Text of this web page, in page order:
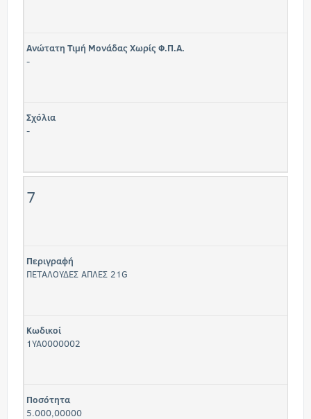
Ανώτατη Τιμή Μονάδας Χωρίς Φ.Π.Α.
-
Σχόλια
-
7
Περιγραφή
ΠΕΤΑΛΟΥΔΕΣ ΑΠΛΕΣ 21G
Κωδικοί
1ΥΑ0000002
Ποσότητα
5.000,00000